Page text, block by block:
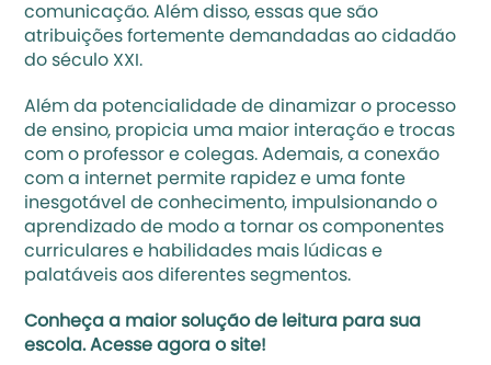
comunicação. Além disso, essas que são
atribuições fortemente demandadas ao cidadão
do século XXI.
Além da potencialidade de dinamizar o processo
de ensino, propicia uma maior interação e trocas
com o professor e colegas. Ademais, a conexão
com a internet permite rapidez e uma fonte
inesgotável de conhecimento, impulsionando o
aprendizado de modo a tornar os componentes
curriculares e habilidades mais lúdicas e
palatáveis aos diferentes segmentos.
Conheça a maior solução de leitura para sua
escola. Acesse agora o site!